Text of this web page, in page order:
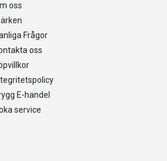
oss
Frågor
oss
E-handel
service